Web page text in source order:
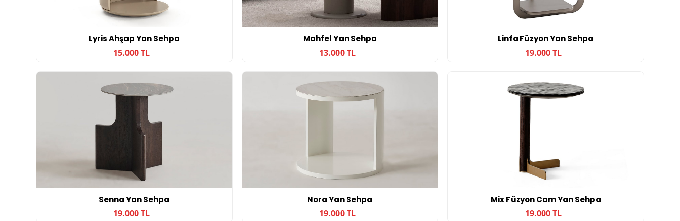
Lyris Ahşap Yan Sehpa
15.000 TL
Mahfel Yan Sehpa
13.000 TL
Linfa Füzyon Yan Sehpa
19.000 TL
Senna Yan Sehpa
19.000 TL
Nora Yan Sehpa
19.000 TL
Mix Füzyon Cam Yan Sehpa
19.000 TL